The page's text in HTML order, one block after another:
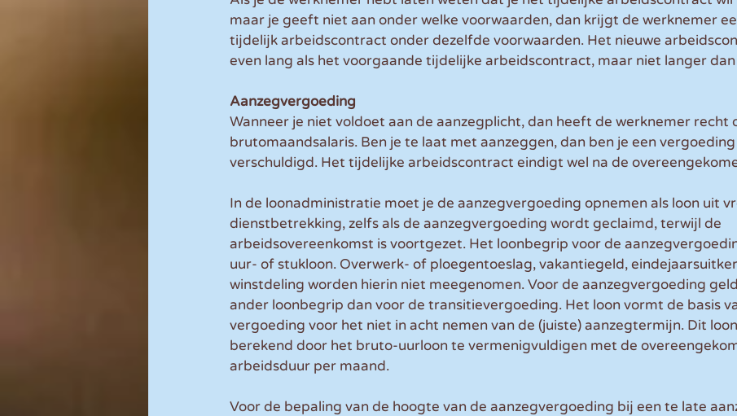
maar je geeft niet aan onder welke voorwaarden, dan krijgt de werknemer
tijdelijk arbeidscontract onder dezelfde voorwaarden. Het nieuwe
even lang als het voorgaande tijdelijke arbeidscontract, maar niet langer dan
Aanzegvergoeding
Wanneer je niet voldoet aan de aanzegplicht, dan heeft de werknemer recht
brutomaandsalaris. Ben je te laat met aanzeggen, dan ben je een
verschuldigd. Het tijdelijke arbeidscontract eindigt wel na de
In de loonadministratie moet je de aanzegvergoeding opnemen als loon uit
dienstbetrekking, zelfs als de aanzegvergoeding wordt geclaimd, terwijl de
arbeidsovereenkomst is voortgezet. Het loonbegrip voor de
uur- of stukloon. Overwerk- of ploegentoeslag, vakantiegeld,
winstdeling worden hierin niet meegenomen. Voor de aanzegvergoeding
ander loonbegrip dan voor de transitievergoeding. Het loon vormt de basis
vergoeding voor het niet in acht nemen van de (juiste) aanzegtermijn. Dit
berekend door het bruto-uurloon te vermenigvuldigen met de
arbeidsduur per maand.
Voor de bepaling van de hoogte van de aanzegvergoeding bij een te late